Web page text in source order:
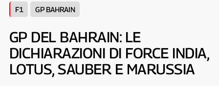
F1 GP BAHRAIN
GP DEL BAHRAIN: LE
DICHIARAZIONI DI FORCE INDIA,
LOTUS, SAUBER E MARUSSIA